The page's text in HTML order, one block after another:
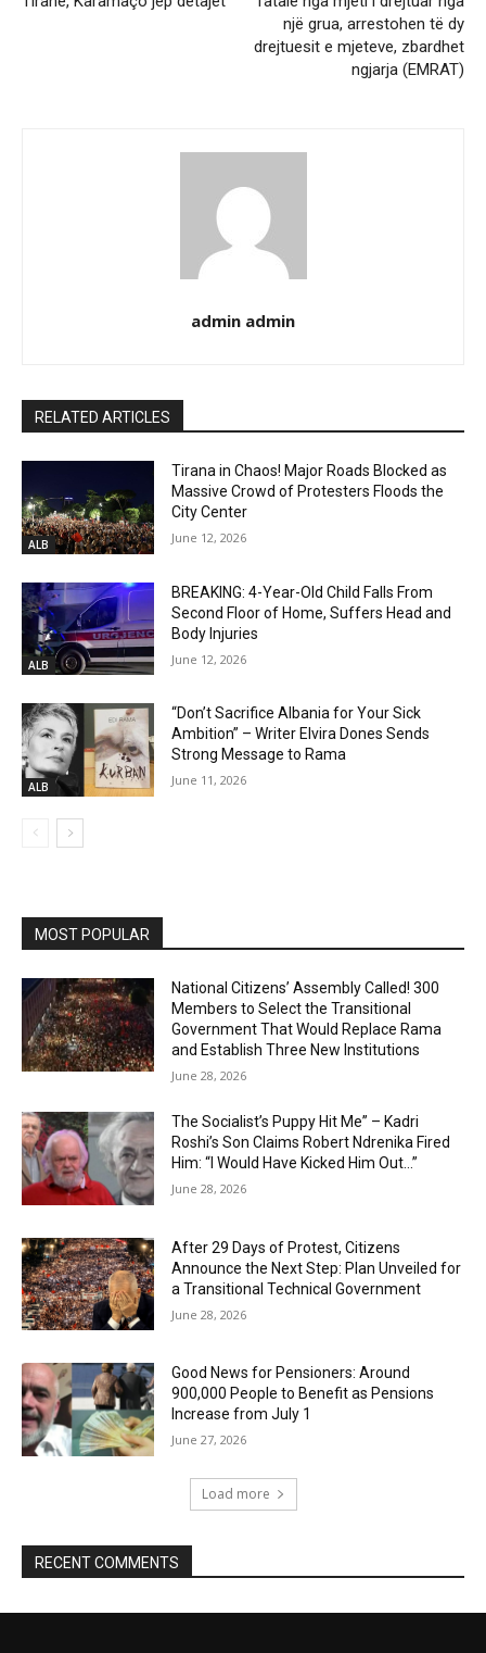
një grua, arrestohen të dy
drejtuesit e mjeteve, zbardhet
ngjarja (EMRAT)
admin admin
RELATED ARTICLES
ALB
Tirana in Chaos! Major Roads Blocked as
Massive Crowd of Protesters Floods the
City Center
June 12, 2026
ALB
BREAKING: 4-Year-Old Child Falls From
Second Floor of Home, Suffers Head and
Body Injuries
June 12, 2026
ALB
“Don’t Sacrifice Albania for Your Sick
Ambition” – Writer Elvira Dones Sends
Strong Message to Rama
June 11, 2026
MOST POPULAR
National Citizens’ Assembly Called! 300
Members to Select the Transitional
Government That Would Replace Rama
and Establish Three New Institutions
June 28, 2026
The Socialist’s Puppy Hit Me” – Kadri
Roshi’s Son Claims Robert Ndrenika Fired
Him: “I Would Have Kicked Him Out…”
June 28, 2026
After 29 Days of Protest, Citizens
Announce the Next Step: Plan Unveiled for
a Transitional Technical Government
June 28, 2026
Good News for Pensioners: Around
900,000 People to Benefit as Pensions
Increase from July 1
June 27, 2026
Load more
RECENT COMMENTS